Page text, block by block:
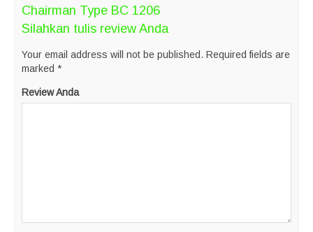
Chairman Type BC 1206
Silahkan tulis review Anda
Your email address will not be published. Required fields are
marked *
Review Anda